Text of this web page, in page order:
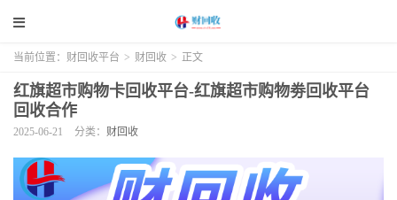
当前位置： 财回收平台 > 财回收 > 正文
红旗超市购物卡回收平台-红旗超市购物劵回收平台
回收合作
2025-06-21 分类： 财回收